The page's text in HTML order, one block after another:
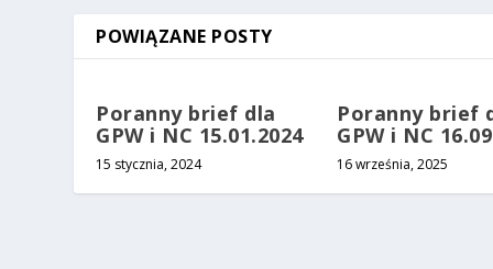
POWIĄZANE POSTY
Poranny brief dla
GPW i NC 15.01.2024
15 stycznia, 2024
Poranny brief
GPW i NC
16 września, 2025